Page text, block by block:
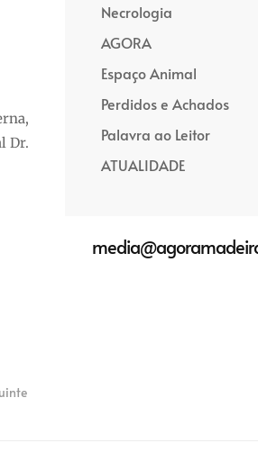
Dr.
Necrologia
AGORA
Espaço Animal
Perdidos e Achados
Palavra ao Leitor
ATUALIDADE